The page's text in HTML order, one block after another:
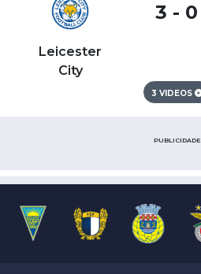
Leicester
City
3 - 0
3 VIDEOS
PUBLICIDADE